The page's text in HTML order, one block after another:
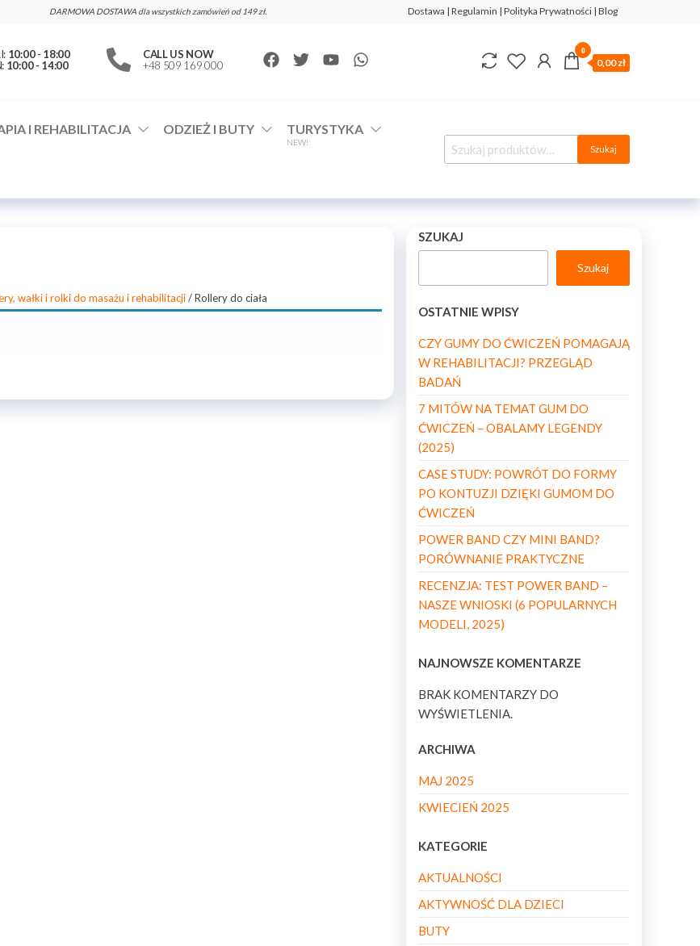
DARMOWA DOSTAWA dla wszystkich zamówień od 149 zł. Dostawa | Regulamin | Polityka Prywatności | Blog
10:00 - 18:00
10:00 - 14:00
CALL US NOW
+48 509 169 000
0
0,00 zł
I REHABILITACJA ODZIEŻ I BUTY TURYSTYKA
NEW!
Szukaj
wałki i rolki do masażu i rehabilitacji/ Rollery do ciała
SZUKAJ
Szukaj
OSTATNIE WPISY
CZY GUMY DO ĆWICZEŃ POMAGAJĄ
W REHABILITACJI? PRZEGLĄD
BADAŃ
7 MITÓW NA TEMAT GUM DO
ĆWICZEŃ – OBALAMY LEGENDY
(2025)
CASE STUDY: POWRÓT DO FORMY
PO KONTUZJI DZIĘKI GUMOM DO
ĆWICZEŃ
POWER BAND CZY MINI BAND?
PORÓWNANIE PRAKTYCZNE
RECENZJA: TEST POWER BAND –
NASZE WNIOSKI (6 POPULARNYCH
MODELI, 2025)
NAJNOWSZE KOMENTARZE
BRAK KOMENTARZY DO
WYŚWIETLENIA.
ARCHIWA
MAJ 2025
KWIECIEŃ 2025
KATEGORIE
AKTUALNOŚCI
AKTYWNOŚĆ DLA DZIECI
BUTY